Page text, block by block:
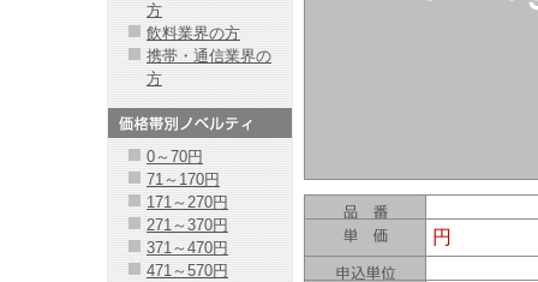
円
方
飲料業界の方
携帯・通信業界の
方
0～70円
71～170円
171～270円
271～370円
371～470円
471～570円